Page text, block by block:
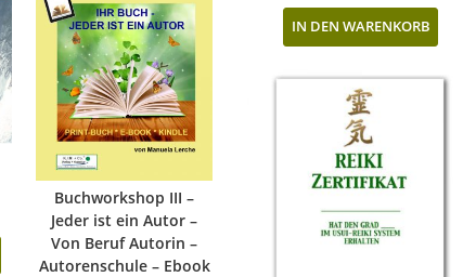
Buchworkshop III –
Jeder ist ein Autor –
Von Beruf Autorin –
Autorenschule – Ebook
IN DEN WARENKORB